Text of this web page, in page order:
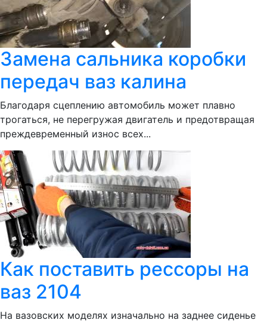
Замена сальника коробки
передач ваз калина
Благодаря сцеплению автомобиль может плавно
трогаться, не перегружая двигатель и предотвращая
преждевременный износ всех...
Как поставить рессоры на
ваз 2104
На вазовских моделях изначально на заднее сиденье